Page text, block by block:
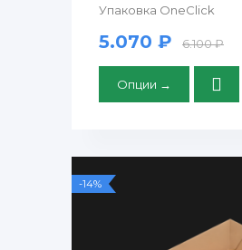
Упаковка OneClick
5.070 ₽ 6.100 ₽
Опции →
-14%